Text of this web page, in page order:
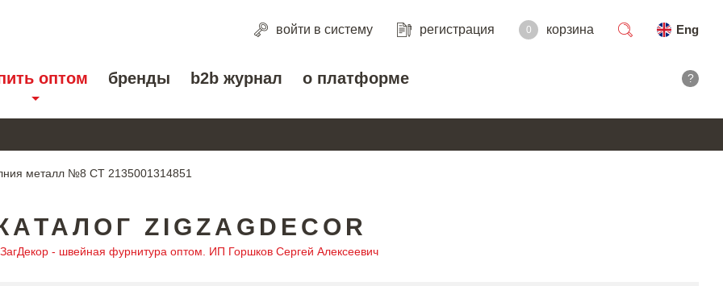
войти в систему регистрация 0 корзина
Eng
оптом бренды b2b журнал о платформе ?
металл №8 СТ 2135001314851
ZIGZAGDECOR
- швейная фурнитура оптом. ИП Горшков Сергей Алексеевич